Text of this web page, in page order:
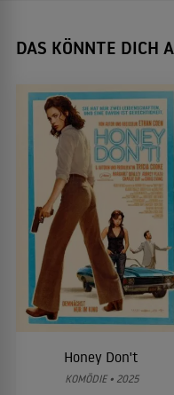
DAS KÖNNTE DICH
Honey Don't
KOMÖDIE • 2025